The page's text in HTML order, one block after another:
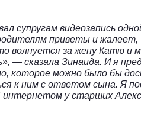
супругам видеозапись
приветы и жалеет,
волнуется за жену Катю и
— сказала Зинаида. И я
которое можно было бы
к ним с ответом сына. Я
интернетом у старших